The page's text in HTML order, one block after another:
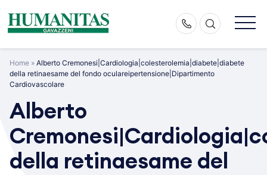
content
Home » Alberto Cremonesi|Cardiologia|colesterolemia|diabete|diabete
della retinaesame del fondo oculareipertensione|Dipartimento
Cardiovascolare
Alberto
della retinaesame del